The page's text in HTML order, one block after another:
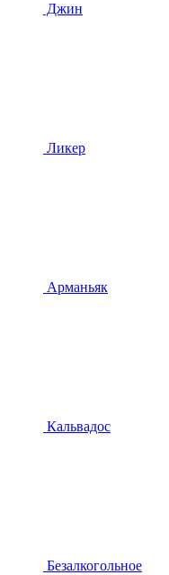
Джин
Ликер
Арманьяк
Кальвадос
Безалкогольное